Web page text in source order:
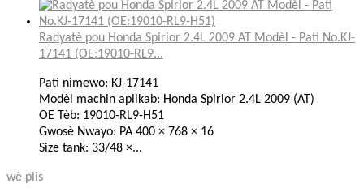
Radyatè pou Honda Spirior 2.4L 2009 AT Modèl - Pati No.KJ-
17141 (OE:19010-RL9...
Pati nimewo: KJ-17141
Modèl machin aplikab: Honda Spirior 2.4L 2009 (AT)
OE Tèb: 19010-RL9-H51
Gwosè Nwayo: PA 400 × 768 × 16
Size tank: 33/48 ×...
wè plis